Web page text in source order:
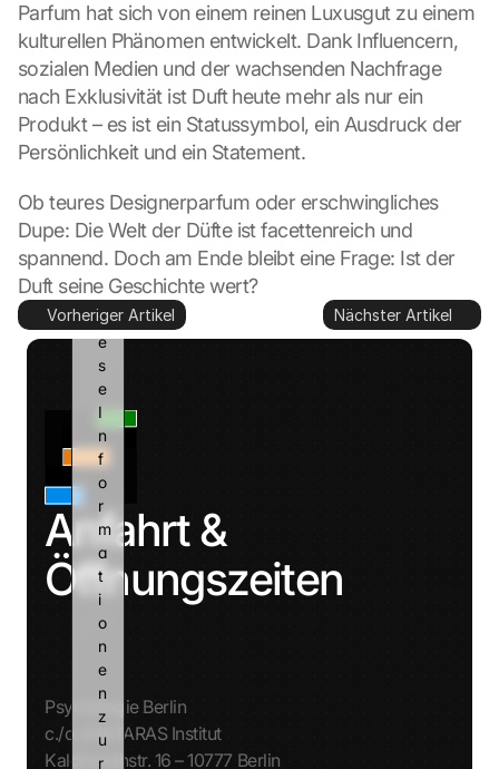
Parfum hat sich von einem reinen Luxusgut zu einem
kulturellen Phänomen entwickelt. Dank Influencern,
sozialen Medien und der wachsenden Nachfrage
nach Exklusivität ist Duft heute mehr als nur ein
Produkt – es ist ein Statussymbol, ein Ausdruck der
Persönlichkeit und ein Statement.
Ob teures Designerparfum oder erschwingliches
Dupe: Die Welt der Düfte ist facettenreich und
spannend. Doch am Ende bleibt eine Frage: Ist der
Duft seine Geschichte wert?
Vorheriger Artikel Nächster Artikel
Anfahrt &
Öffnungszeiten
Psychologie Berlin
c./o. AVATARAS Institut
Kalckreuthstr. 16 – 10777 Berlin
t
.
G
o
g
l
k
a
n
n
d
i
e
s
e
I
n
f
o
r
m
a
t
i
o
n
e
n
z
u
r